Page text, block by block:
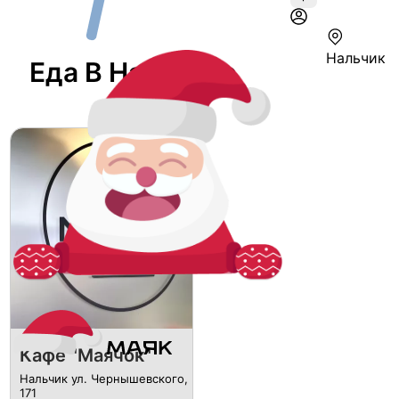
Нальчик
Еда В Нальчике
Кафе "Маячок"
Нальчик ул. Чернышевского,
171